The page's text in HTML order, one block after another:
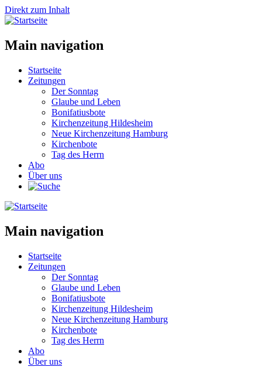
Direkt zum Inhalt
Main navigation
Startseite
Zeitungen
Der Sonntag
Glaube und Leben
Bonifatiusbote
Kirchenzeitung Hildesheim
Neue Kirchenzeitung Hamburg
Kirchenbote
Tag des Herrn
Abo
Über uns
Main navigation
Startseite
Zeitungen
Der Sonntag
Glaube und Leben
Bonifatiusbote
Kirchenzeitung Hildesheim
Neue Kirchenzeitung Hamburg
Kirchenbote
Tag des Herrn
Abo
Über uns